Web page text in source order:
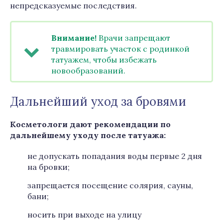
непредсказуемые последствия.
Внимание! Врачи запрещают
травмировать участок с родинкой
татуажем, чтобы избежать
новообразований.
Дальнейший уход за бровями
Косметологи дают рекомендации по
дальнейшему уходу после татуажа:
не допускать попадания воды первые 2 дня
на бровки;
запрещается посещение солярия, сауны,
бани;
носить при выходе на улицу